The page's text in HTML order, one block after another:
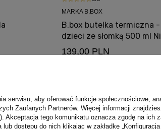
MARKA B.BOX
B.box butelka termiczna
dzieci ze słomką 500 ml
139,00 PLN
serwisu, aby oferować funkcje społecznościowe,
Zaufanych Partnerów. Więcej informacji
Akceptacja tego komunikatu oznacza zgodę na ich
dostępu do nich klikając w zakładkę